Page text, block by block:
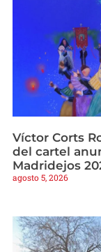
Víctor Corts
del cartel
Madridejos
agosto 5, 2026